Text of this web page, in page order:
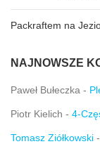
Packraftem na
NAJNOWSZE
Paweł Bułeczka -
Piotr Kielich - 4-
Tomasz Ziółkowski -